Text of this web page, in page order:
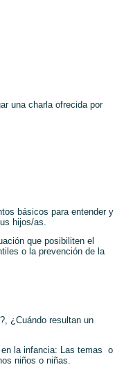
una charla ofrecida por
básicos para entender y
hijos/as.
que posibiliten el
o la prevención de la
¿Cuándo resultan un
la infancia: Las temas o
niños o niñas.